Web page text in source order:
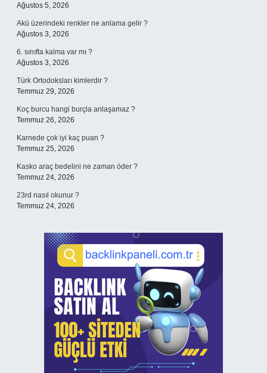
Ağustos 5, 2026
Akü üzerindeki renkler ne anlama gelir ?
Ağustos 3, 2026
6. sınıfta kalma var mı ?
Ağustos 3, 2026
Türk Ortodoksları kimlerdir ?
Temmuz 29, 2026
Koç burcu hangi burçla anlaşamaz ?
Temmuz 26, 2026
Karnede çok iyi kaç puan ?
Temmuz 25, 2026
Kasko araç bedelini ne zaman öder ?
Temmuz 24, 2026
23rd nasıl okunur ?
Temmuz 24, 2026